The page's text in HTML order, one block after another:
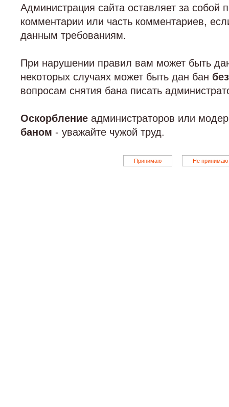
Администрация сайта оставляет за собой
комментарии или часть комментариев,
данным требованиям.
При нарушении правил вам может быть
некоторых случаях может быть дан бан
вопросам снятия бана писать
Оскорбление администраторов или
баном - уважайте чужой труд.